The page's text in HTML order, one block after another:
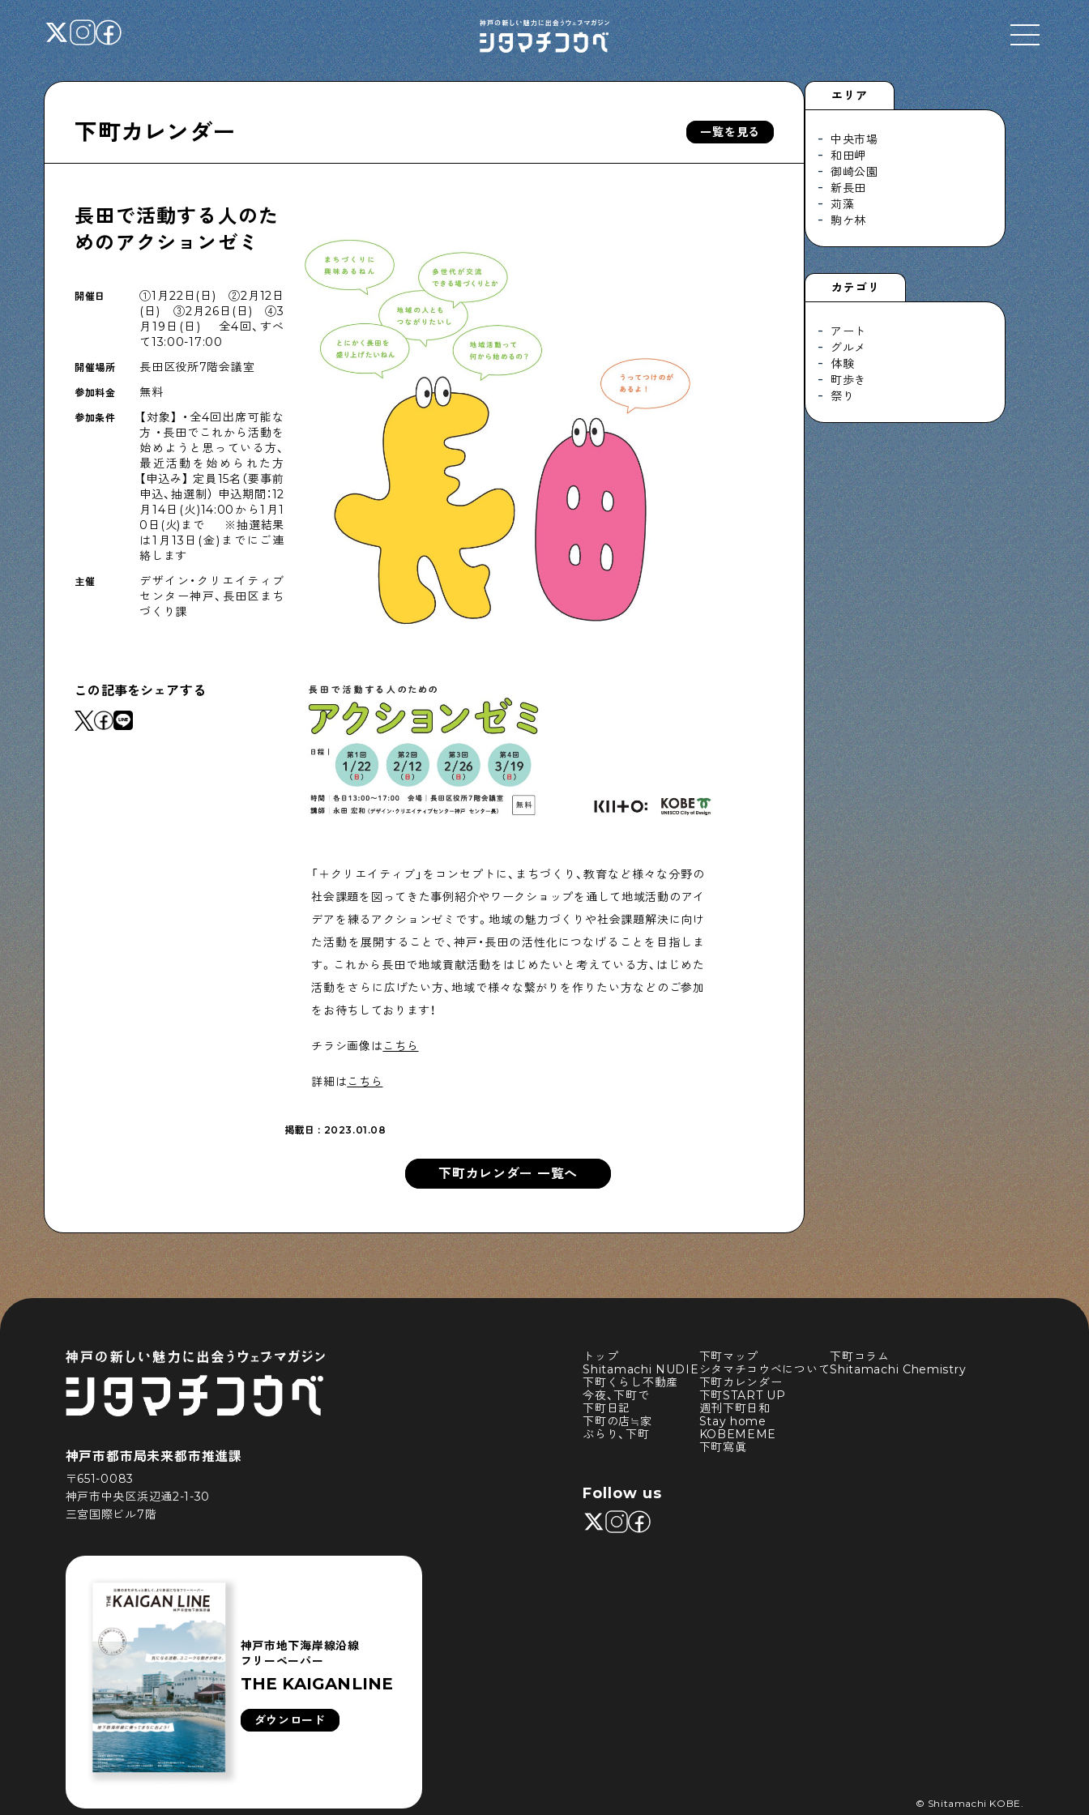
Select Language▼
下町くらし不動産
物件情報やリノベーション事例を紹介します
下町に暮らす人たちに日記を書いてもらいま
した
下町の店≒家
下町ならではの家みたいな店を紹介する記事
です
ぶらり、下町
下町の特集記事です
下町コラム
下町の「あの人」が書く連載記事です
Shitamachi Chemistry
下町の「あの人」×「あの人」の科学反応を楽し
む企画です
シタマチコウベについて 下町マップ 下町カレンダー 下町START UP 週刊下町日和 Stay Home 下町寫眞
下町カレンダー 一覧を見る
長田で活動する人のた
めのアクションゼミ
開催日
①1月22日(日) ②2月12日
(日) ③2月26日(日) ④3
月19日(日) 全4回、すべ
て13:00-17:00
開催場所 長田区役所7階会議室
参加料金 無料
参加条件
【対象】 ・全4回出席可能な
方 ・長田でこれから活動を
始めようと思っている方、
最近活動を始められた方
【申込み】 定員15名（要事前
申込、抽選制） 申込期間：12
月14日(火)14:00から1月1
0日(火)まで ※抽選結果
は1月13日(金)までにご連
絡します
主催
デザイン・クリエイティブ
センター神戸、長田区まち
づくり課
この記事をシェアする
「＋クリエイティブ」をコンセプトに、まちづくり、教育など様々な分野の
社会課題を図ってきた事例紹介やワークショップを通して地域活動のアイ
デアを練るアクションゼミです。地域の魅力づくりや社会課題解決に向け
た活動を展開することで、神戸・長田の活性化につなげることを目指しま
す。これから長田で地域貢献活動をはじめたいと考えている方、はじめた
活動をさらに広げたい方、地域で様々な繋がりを作りたい方などのご参加
をお待ちしております！
チラシ画像は こちら
詳細は こちら
掲載日 : 2023.01.08
下町カレンダー 一覧へ
エリア
中央市場
和田岬
御崎公園
新長田
苅藻
駒ケ林
カテゴリ
アート
グルメ
体験
町歩き
祭り
トップ
Shitamachi NUDIE
下町くらし不動産
今夜、下町で
下町日記
下町の店≒家
ぶらり、下町
下町マップ
シタマチコウベについて
下町カレンダー
下町START UP
週刊下町日和
Stay home
KOBEMEME
下町寫眞
下町コラム
Shitamachi Chemistry
Follow us
神戸市都市局未来都市推進課
〒651-0083
神戸市中央区浜辺通2-1-30
三宮国際ビル7階
神戸市地下海岸線沿線
フリーペーパー
THE KAIGANLINE
ダウンロード
© Shitamachi KOBE.